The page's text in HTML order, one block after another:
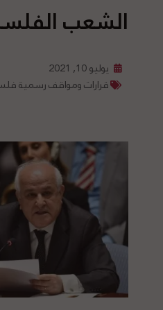
الشعب
يوليو 10, 2021
قرارات ومواقف رسمية